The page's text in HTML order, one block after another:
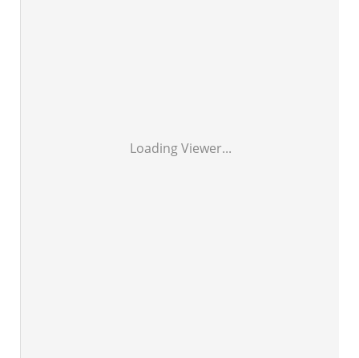
Loading Viewer...